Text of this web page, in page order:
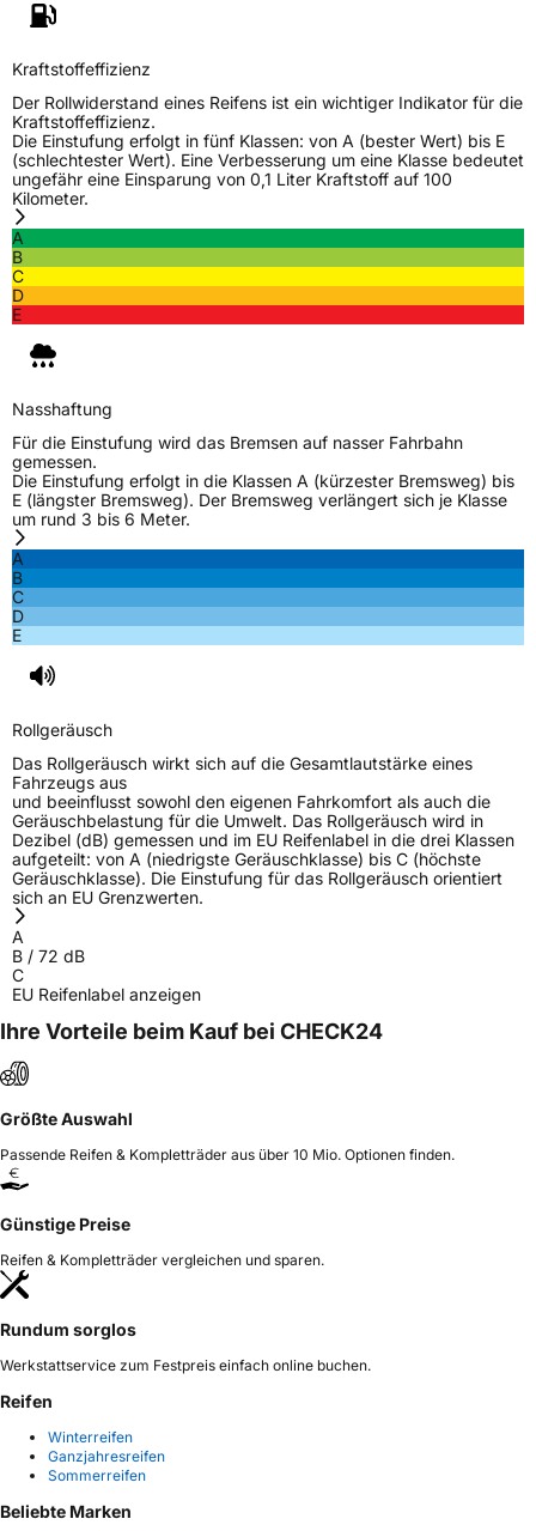
Kraftstoffeffizienz
Der Rollwiderstand eines Reifens ist ein wichtiger Indikator für die
Kraftstoffeffizienz.
Die Einstufung erfolgt in fünf Klassen: von A (bester Wert) bis E
(schlechtester Wert). Eine Verbesserung um eine Klasse bedeutet
ungefähr eine Einsparung von 0,1 Liter Kraftstoff auf 100
Kilometer.
A
B
C
D
E
Nasshaftung
Für die Einstufung wird das Bremsen auf nasser Fahrbahn
gemessen.
Die Einstufung erfolgt in die Klassen A (kürzester Bremsweg) bis
E (längster Bremsweg). Der Bremsweg verlängert sich je Klasse
um rund 3 bis 6 Meter.
A
B
C
D
E
Rollgeräusch
Das Rollgeräusch wirkt sich auf die Gesamtlautstärke eines
Fahrzeugs aus
und beeinflusst sowohl den eigenen Fahrkomfort als auch die
Geräuschbelastung für die Umwelt. Das Rollgeräusch wird in
Dezibel (dB) gemessen und im EU Reifenlabel in die drei Klassen
aufgeteilt: von A (niedrigste Geräuschklasse) bis C (höchste
Geräuschklasse). Die Einstufung für das Rollgeräusch orientiert
sich an EU Grenzwerten.
A
B / 72 dB
C
EU Reifenlabel anzeigen
Ihre Vorteile beim Kauf bei CHECK24
Größte Auswahl
Passende Reifen & Kompletträder aus über 10 Mio. Optionen finden.
Günstige Preise
Reifen & Kompletträder vergleichen und sparen.
Rundum sorglos
Werkstattservice zum Festpreis einfach online buchen.
Reifen
Winterreifen
Ganzjahresreifen
Sommerreifen
Beliebte Marken